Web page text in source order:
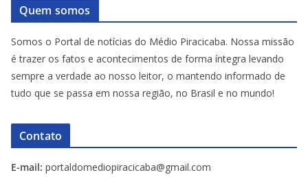
Quem somos
Somos o Portal de notícias do Médio Piracicaba. Nossa missão
é trazer os fatos e acontecimentos de forma íntegra levando
sempre a verdade ao nosso leitor, o mantendo informado de
tudo que se passa em nossa região, no Brasil e no mundo!
Contato
E-mail: portaldomediopiracicaba@gmail.com